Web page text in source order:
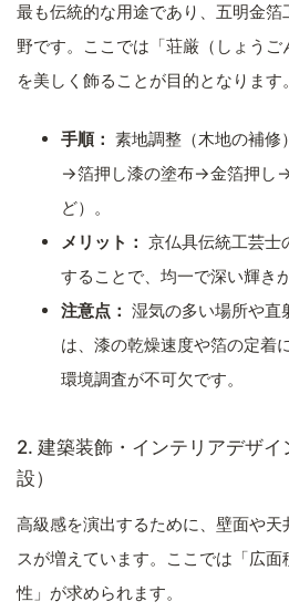
最も伝統的な用途であり、五明金
野です。ここでは「荘厳（しょう
を美しく飾ることが目的となります。
手順： 素地調整（木地の補修
→箔押し漆の塗布→金箔押し
ど）。
メリット： 京仏具伝統工芸士
することで、均一で深い輝き
注意点： 湿気の多い場所や直
は、漆の乾燥速度や箔の定着
環境調査が不可欠です。
2. 建築装飾・インテリアデザ
設）
高級感を演出するために、壁面や
スが増えています。ここでは「広
性」が求められます。